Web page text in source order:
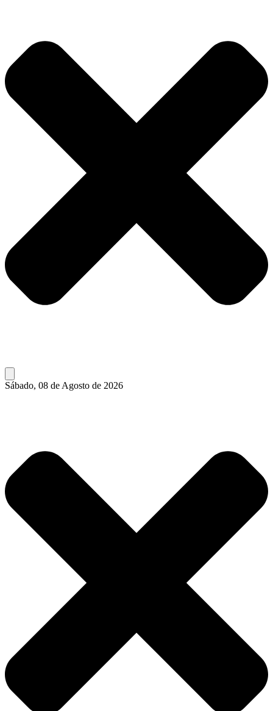
Sábado, 08 de Agosto de 2026